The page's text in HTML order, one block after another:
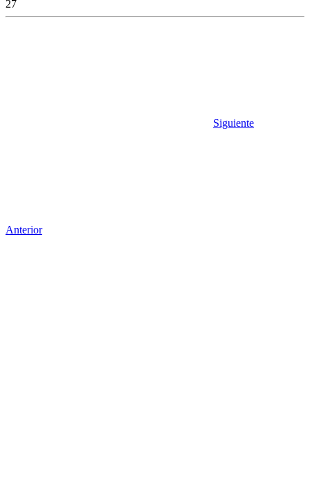
27
Siguiente
Anterior